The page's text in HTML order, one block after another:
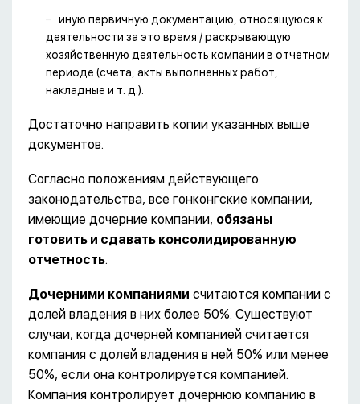
иную первичную документацию, относящуюся к
деятельности за это время / раскрывающую
хозяйственную деятельность компании в отчетном
периоде (счета, акты выполненных работ,
накладные и т. д.).
Достаточно направить копии указанных выше
документов.
Согласно положениям действующего
законодательства, все гонконгские компании,
имеющие дочерние компании, обязаны
готовить и сдавать консолидированную
отчетность.
Дочерними компаниями считаются компании с
долей владения в них более 50%. Существуют
случаи, когда дочерней компанией считается
компания с долей владения в ней 50% или менее
50%, если она контролируется компанией.
Компания контролирует дочернюю компанию в